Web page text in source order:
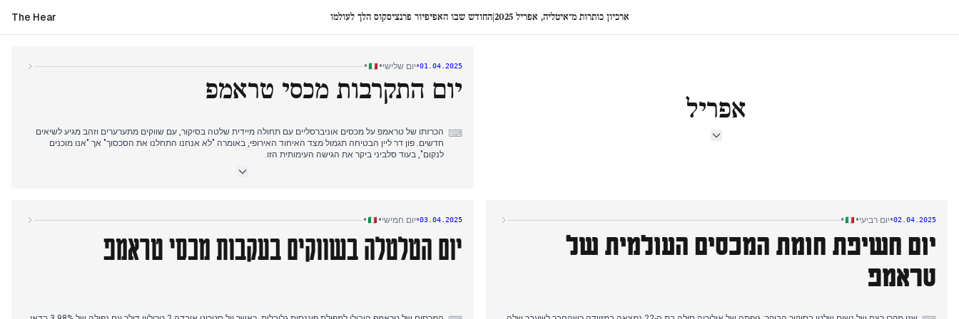
The Hear החודש שבו האפיפיור פרנציסקוס הלך לעולמו| ארכיון כותרות מ־איטליה, אפריל 2025
אפריל
01.04.2025
•יום שלישי•
•
יום התקרבות מכסי טראמפ
⌨ הכרזתו של טראמפ על מכסים אוניברסליים עם תחולה מיידית שלטה בסיקור, עם שווקים מתערערים וזהב מגיע לשיאים
חדשים. פון דר ליין הבטיחה תגמול מצד האיחוד האירופי, באומרה "לא אנחנו התחלנו את הסכסוך" אך "אנו מוכנים
לנקום", בעוד סלביני ביקר את הגישה העימותית הזו.
רצח הסטודנטית לסיעוד בת ה-22 סארה קמפנלה במסינה זעזע את איטליה. הרשויות עצרו את עמיתה לאוניברסיטה בן
התפתחויות אחרות כללו את תכניתו של ג'יי די ואנס לביקור ברומא ב-18-20 באפריל עם פגישות אפשריות עם מלוני, כוחות
אוקראיניים מאבדים שטח באזור קורסק, ותייר סקוטי שמת בקריסת בניין ברובע מונטוורדה ברומא.
תעשיית התרופות הזהירה שהמכסים עלולים לעלות לאיטליה 2.5 מיליארד אירו ביצוא.
02.04.2025
•יום רביעי•
•
יום חשיפת חומת המכסים העולמית של
טראמפ
03.04.2025
•יום חמישי•
•
יום הטלטלה בשווקים בעקבות מכסי טראמפ